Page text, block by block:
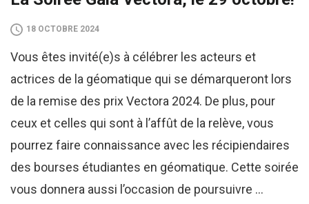
18 OCTOBRE 2024
Vous êtes invité(e)s à célébrer les acteurs et
actrices de la géomatique qui se démarqueront lors
de la remise des prix Vectora 2024. De plus, pour
ceux et celles qui sont à l’affût de la relève, vous
pourrez faire connaissance avec les récipiendaires
des bourses étudiantes en géomatique. Cette soirée
vous donnera aussi l’occasion de poursuivre …